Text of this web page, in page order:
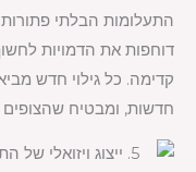
התעלומות הבלתי
דוחפות את הדמויות
קדימה. כל גילוי חדש
חדשות, ומבטיח שהצופים